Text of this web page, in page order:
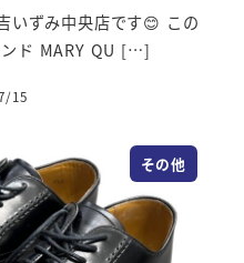
いずみ中央店です😊 この
ンド MARY QU […]
15
その他